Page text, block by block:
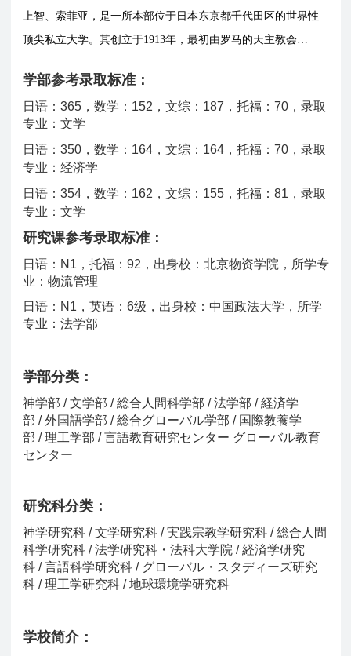
上智、索菲亚，是一所本部位于日本东京都千代田区的世界性
顶尖私立大学。其创立于1913年，最初由罗马的天主教会…
学部参考录取标准：
日语：365，数学：152，文综：187，托福：70，录取
专业：文学
日语：350，数学：164，文综：164，托福：70，录取
专业：经济学
日语：354，数学：162，文综：155，托福：81，录取
专业：文学
研究课参考录取标准：
日语：N1，托福：92，出身校：北京物资学院，所学专
业：物流管理
日语：N1，英语：6级，出身校：中国政法大学，所学
专业：法学部
学部分类：
神学部 / 文学部 / 総合人間科学部 / 法学部 / 経済学
部 / 外国語学部 / 総合グローバル学部 / 国際教養学
部 / 理工学部 / 言語教育研究センター グローバル教育
センター
研究科分类：
神学研究科 / 文学研究科 / 実践宗教学研究科 / 総合人間
科学研究科 / 法学研究科・法科大学院 / 経済学研究
科 / 言語科学研究科 / グローバル・スタディーズ研究
科 / 理工学研究科 / 地球環境学研究科
学校简介：